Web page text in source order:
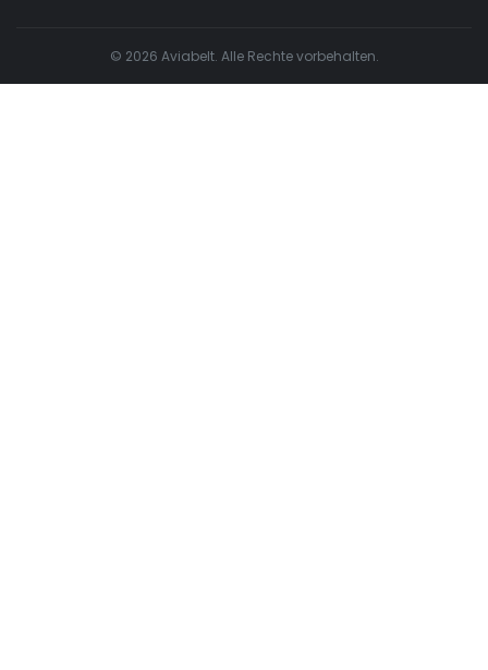
© 2026 Aviabelt. Alle Rechte vorbehalten.